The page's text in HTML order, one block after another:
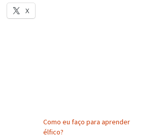
X
Como eu faço para aprender
élfico?